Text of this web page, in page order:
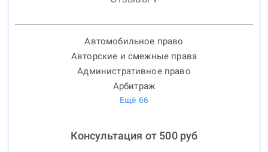
Автомобильное право
Авторские и смежные права
Административное право
Арбитраж
Ещё 66
Консультация от 500руб